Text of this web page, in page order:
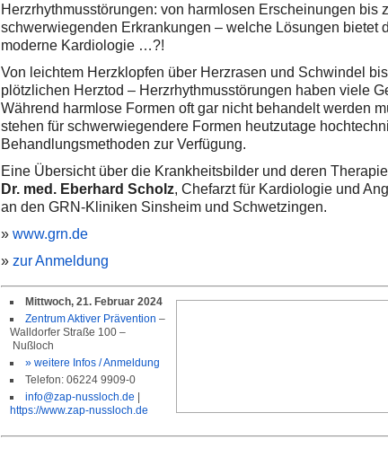
Herzrhythmusstörungen: von harmlosen Erscheinungen bis
schwerwiegenden Erkrankungen – welche Lösungen bietet
moderne Kardiologie …?!
Von leichtem Herzklopfen über Herzrasen und Schwindel
plötzlichen Herztod – Herzrhythmusstörungen haben viele
Während harmlose Formen oft gar nicht behandelt werden
stehen für schwerwiegendere Formen heutzutage
Behandlungsmethoden zur Verfügung.
Eine Übersicht über die Krankheitsbilder und deren
Dr. med. Eberhard Scholz, Chefarzt für Kardiologie und
an den GRN-Kliniken Sinsheim und Schwetzingen.
» www.grn.de
» zur Anmeldung
Mittwoch, 21. Februar 2024
Zentrum Aktiver Prävention –
Walldorfer Straße 100 –
Nußloch
» weitere Infos / Anmeldung
Telefon: 06224 9909-0
info@zap-nussloch.de
https://www.zap-nussloch.de